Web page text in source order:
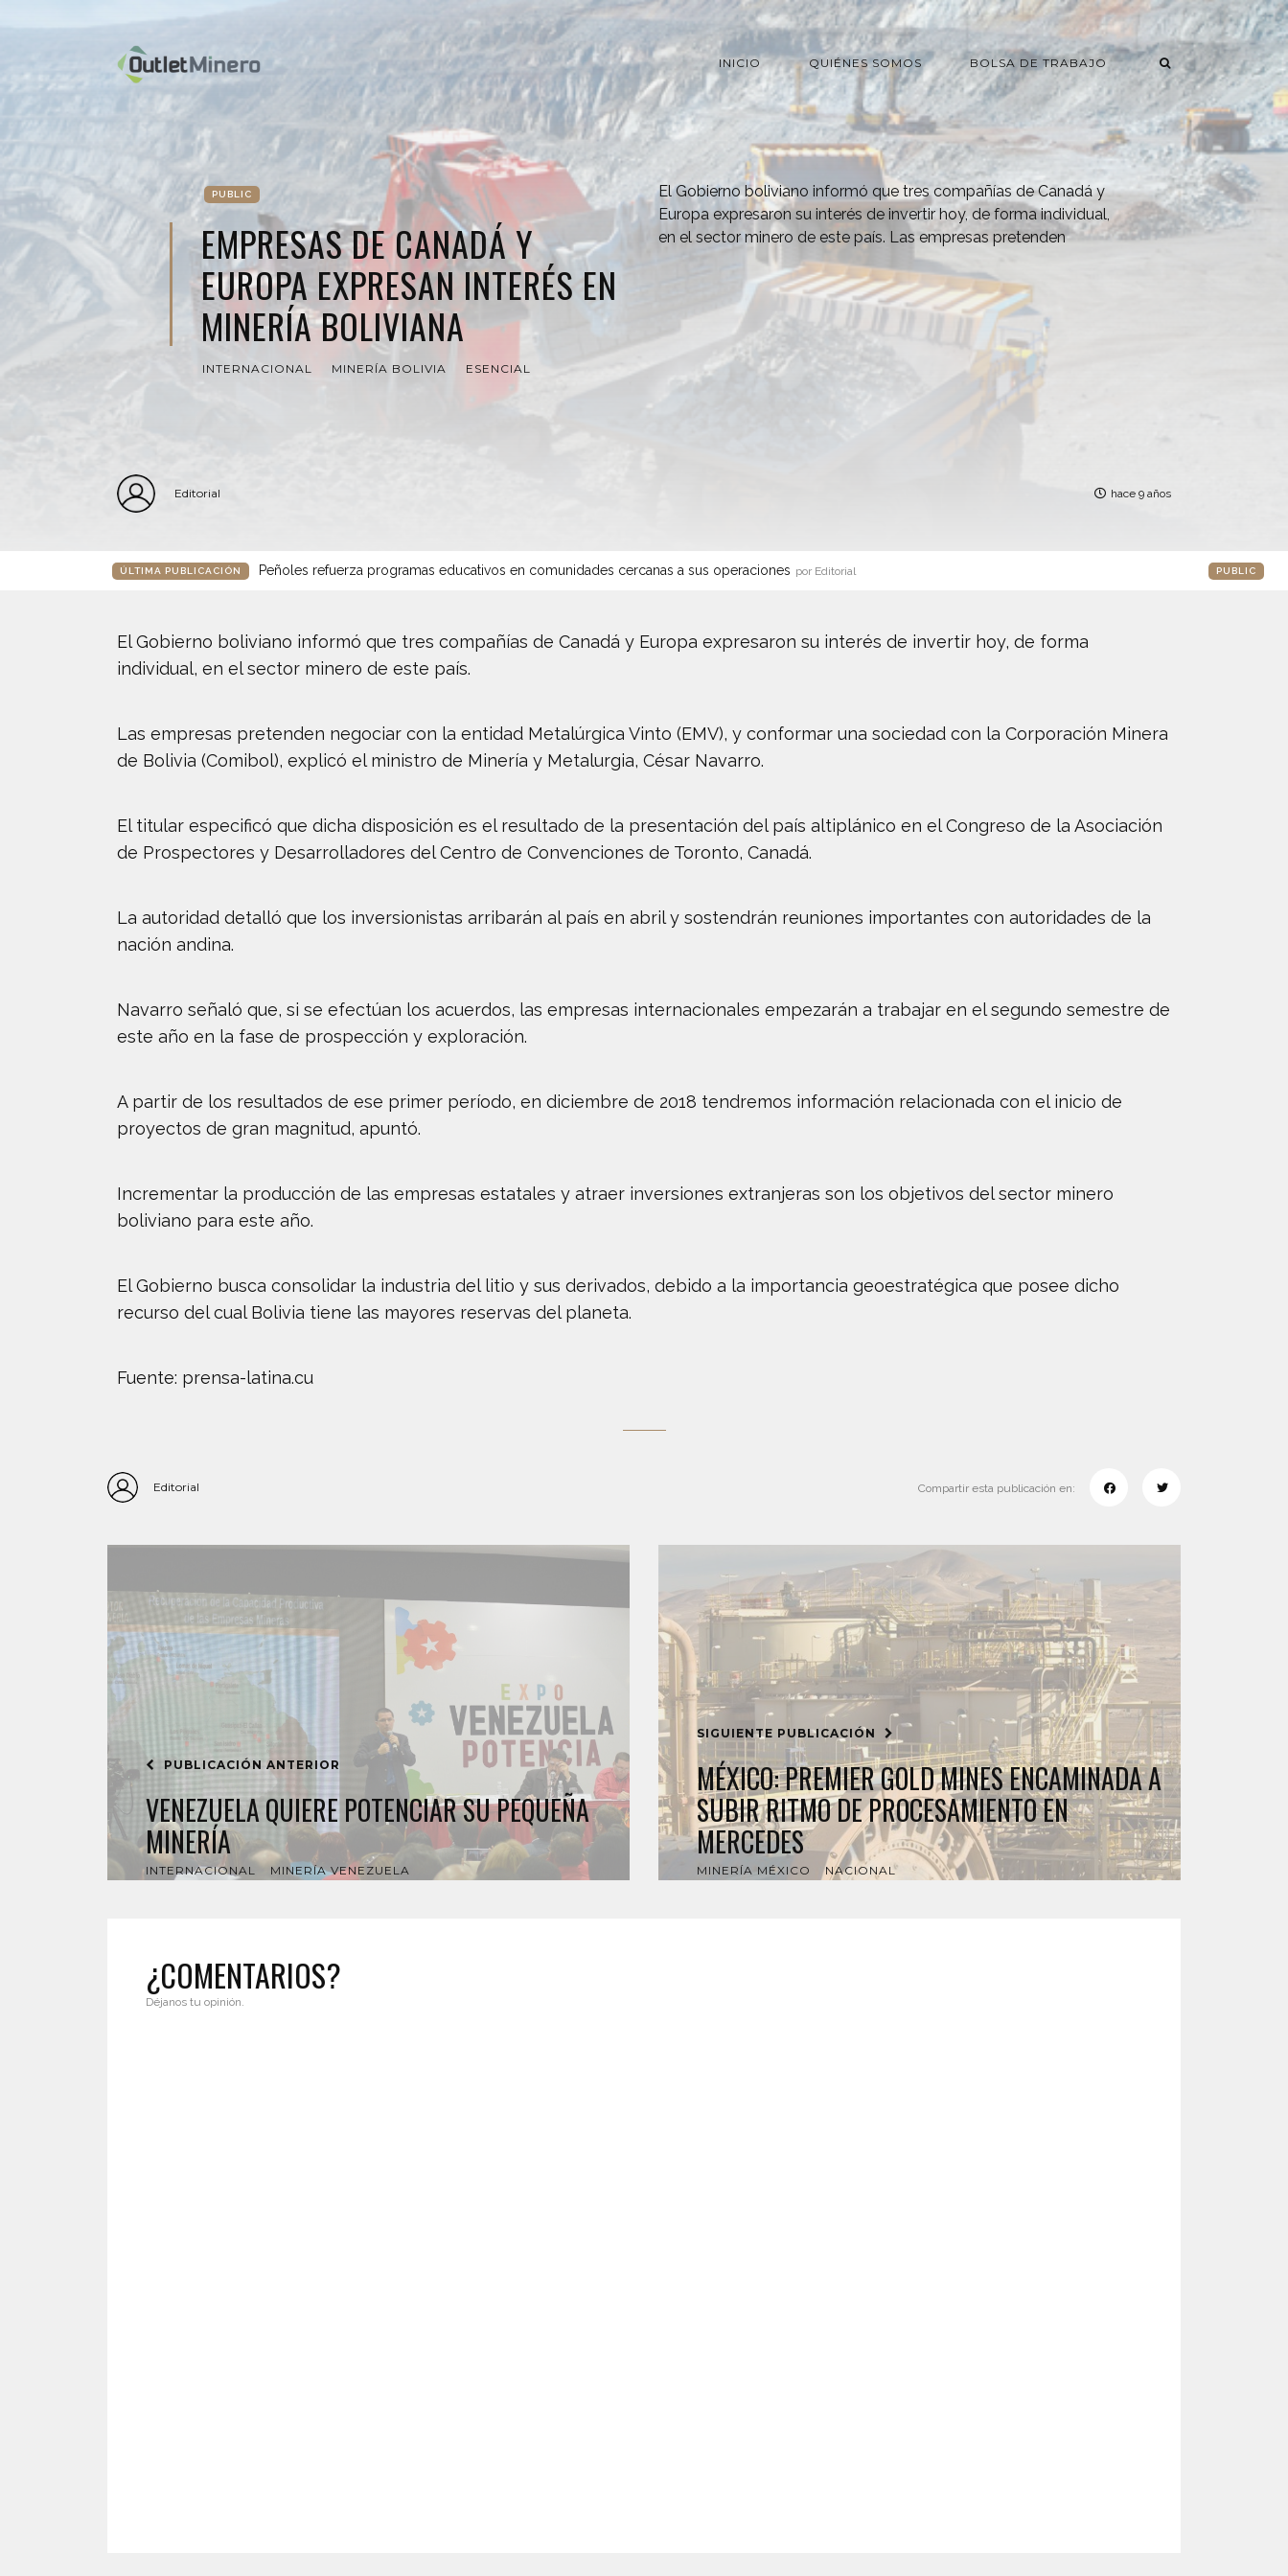
INICIO QUIÉNES SOMOS BOLSA DE TRABAJO
PUBLIC
EMPRESAS DE CANADÁ Y
EUROPA EXPRESAN INTERÉS EN
MINERÍA BOLIVIANA
INTERNACIONAL MINERÍA BOLIVIA ESENCIAL
El Gobierno boliviano informó que tres compañías de Canadá y
Europa expresaron su interés de invertir hoy, de forma individual,
en el sector minero de este país. Las empresas pretenden
Editorial hace 9 años
ÚLTIMA PUBLICACIÓN Peñoles refuerza programas educativos en comunidades cercanas a sus operaciones por Editorial PUBLIC
El Gobierno boliviano informó que tres compañías de Canadá y Europa expresaron su interés de invertir hoy, de forma
individual, en el sector minero de este país.
Las empresas pretenden negociar con la entidad Metalúrgica Vinto (EMV), y conformar una sociedad con la Corporación Minera
de Bolivia (Comibol), explicó el ministro de Minería y Metalurgia, César Navarro.
El titular especificó que dicha disposición es el resultado de la presentación del país altiplánico en el Congreso de la Asociación
de Prospectores y Desarrolladores del Centro de Convenciones de Toronto, Canadá.
La autoridad detalló que los inversionistas arribarán al país en abril y sostendrán reuniones importantes con autoridades de la
nación andina.
Navarro señaló que, si se efectúan los acuerdos, las empresas internacionales empezarán a trabajar en el segundo semestre de
este año en la fase de prospección y exploración.
A partir de los resultados de ese primer período, en diciembre de 2018 tendremos información relacionada con el inicio de
proyectos de gran magnitud, apuntó.
Incrementar la producción de las empresas estatales y atraer inversiones extranjeras son los objetivos del sector minero
boliviano para este año.
El Gobierno busca consolidar la industria del litio y sus derivados, debido a la importancia geoestratégica que posee dicho
recurso del cual Bolivia tiene las mayores reservas del planeta.
Fuente: prensa-latina.cu
Editorial Compartir esta publicación en:
PUBLICACIÓN ANTERIOR
VENEZUELA QUIERE POTENCIAR SU PEQUEÑA
MINERÍA
INTERNACIONAL MINERÍA VENEZUELA
SIGUIENTE PUBLICACIÓN
MÉXICO: PREMIER GOLD MINES ENCAMINADA A
SUBIR RITMO DE PROCESAMIENTO EN
MERCEDES
MINERÍA MÉXICO NACIONAL
¿COMENTARIOS?
Déjanos tu opinión.